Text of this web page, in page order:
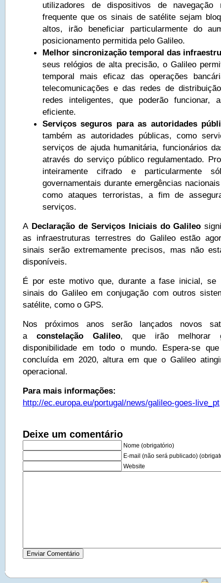
utilizadores de dispositivos de
frequente que os sinais de satélite sejam
altos, irão beneficiar particularmente do
posicionamento permitida pelo Galileo.
Melhor sincronização temporal das
seus relógios de alta precisão, o Galileo
temporal mais eficaz das operações
telecomunicações e das redes de
redes inteligentes, que poderão funcionar,
eficiente.
Serviços seguros para as autoridades
também as autoridades públicas, como
serviços de ajuda humanitária, funcionários
através do serviço público regulamentado.
inteiramente cifrado e particularmente
governamentais durante emergências
como ataques terroristas, a fim de
serviços.
A Declaração de Serviços Iniciais do Galileo
as infraestruturas terrestres do Galileo estão
sinais serão extremamente precisos, mas não
disponíveis.
É por este motivo que, durante a fase inicial, se
sinais do Galileo em conjugação com outros
satélite, como o GPS.
Nos próximos anos serão lançados novos
a constelação Galileo, que irão melhorar
disponibilidade em todo o mundo. Espera-se
concluída em 2020, altura em que o Galileo
operacional.
Para mais informações:
http://ec.europa.eu/portugal/news/galileo-goes-live_pt
Deixe um comentário
Nome (obrigatório)
E-mail (não será publicado)
Website